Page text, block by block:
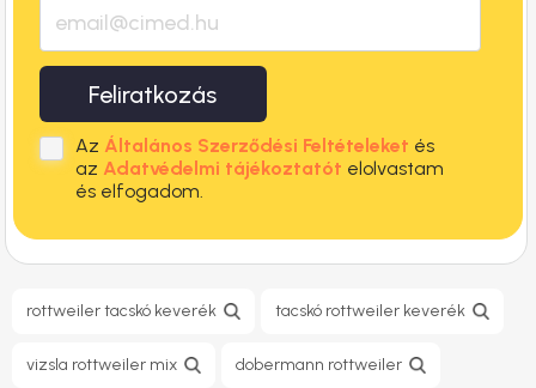
Feliratkozás
Az Általános Szerződési Feltételeket és
az Adatvédelmi tájékoztatót elolvastam
és elfogadom.
rottweiler tacskó keverék tacskó rottweiler keverék
vizsla rottweiler mix dobermann rottweiler